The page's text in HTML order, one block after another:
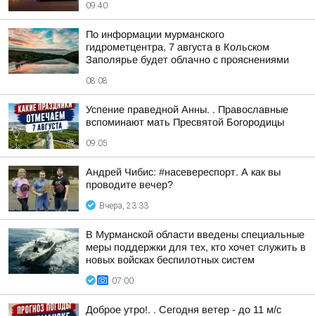
09:40
По информации мурманского
гидрометцентра, 7 августа в Кольском
Заполярье будет облачно с прояснениями
08:08
Успение праведной Анны. . Православные
вспоминают мать Пресвятой Богородицы
09:05
Андрей Чибис: #насевереспорт. А как вы
проводите вечер?
Вчера, 23:33
В Мурманской области введены специальные
меры поддержки для тех, кто хочет служить в
новых войсках беспилотных систем
07:00
Доброе утро!. . Сегодня ветер - до 11 м/с